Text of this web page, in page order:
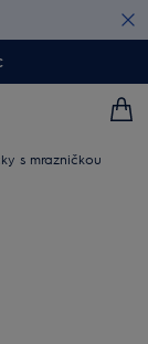
s mrazničkou